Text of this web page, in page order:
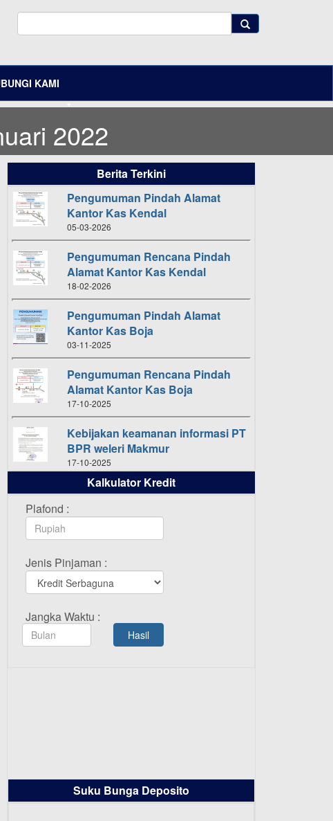
KAMI
2022
Berita Terkini
Pengumuman Pindah Alamat
Kantor Kas Kendal
05-03-2026
Pengumuman Rencana Pindah
Alamat Kantor Kas Kendal
18-02-2026
Pengumuman Pindah Alamat
Kantor Kas Boja
03-11-2025
Pengumuman Rencana Pindah
Alamat Kantor Kas Boja
17-10-2025
Kebijakan keamanan informasi PT
BPR weleri Makmur
17-10-2025
Daftar Pemenang Undian
TAMASHA Bulan Oktober 2025
16-10-2025
TAMASHA Bulan September 2025
20-09-2025
Daftar Pemenang Undian
TAMASHA Bulan Agustus 2025
Daftar Pemenang Undian
Kalkulator Kredit
Plafond :
Jenis Pinjaman :
Jangka Waktu :
Hasil
Suku Bunga Deposito